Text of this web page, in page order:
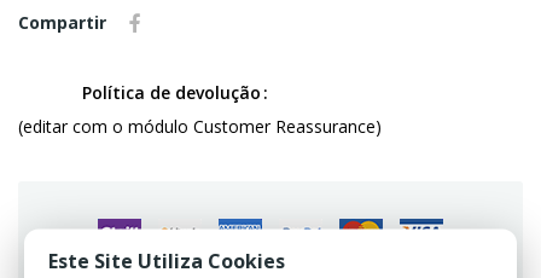
Compartir
Política de devolução
(editar com o módulo Customer Reassurance)
Este Site Utiliza Cookies